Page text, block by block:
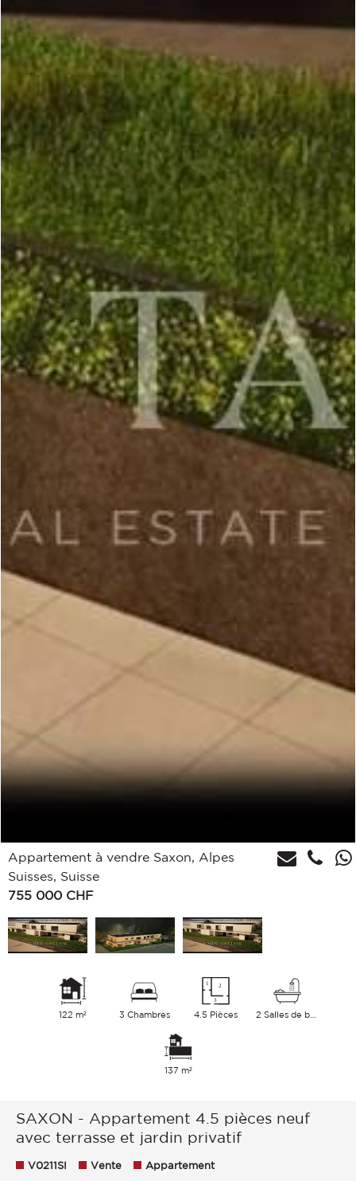
Appartement à vendre Saxon, Alpes
Suisses, Suisse
755 000 CHF
122 m² 3 Chambres 4.5 Pièces 2 Salles de bains
137 m²
SAXON - Appartement 4.5 pièces neuf
avec terrasse et jardin privatif
V0211SI Vente Appartement